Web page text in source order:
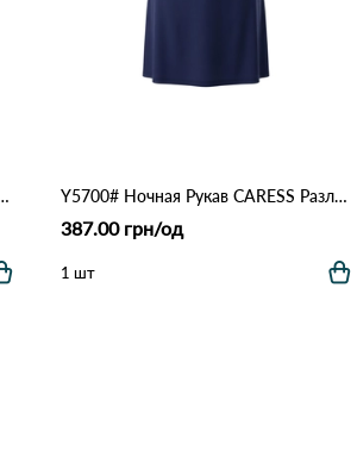
Vera 5728 Как на фото Y5700# Ночная Рукав CARESS Различные цвета
387.00 грн/од
1 шт